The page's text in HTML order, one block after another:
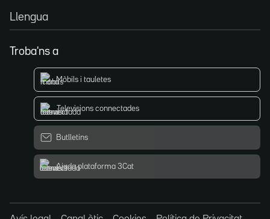
Llengua
Troba'ns a
Mòbils i tauletes
Televisions connectades
Butlletins
Ajuda plataforma 3Cat